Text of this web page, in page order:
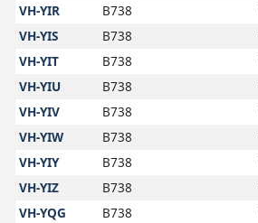
VH-YIR
B738
VH-YIS
B738
VH-YIT
B738
VH-YIU
B738
VH-YIV
B738
VH-YIW
B738
VH-YIY
B738
VH-YIZ
B738
VH-YQG
B738